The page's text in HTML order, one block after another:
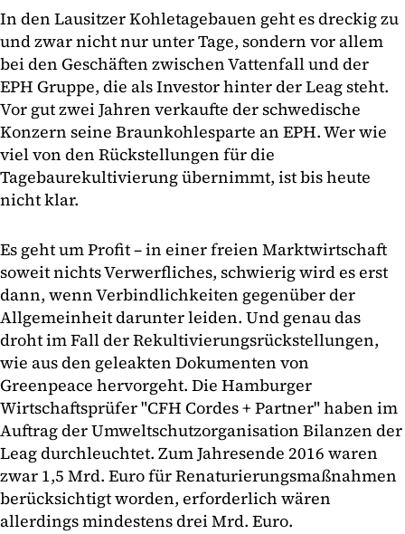
In den Lausitzer Kohletagebauen geht es dreckig zu
und zwar nicht nur unter Tage, sondern vor allem
bei den Geschäften zwischen Vattenfall und der
EPH Gruppe, die als Investor hinter der Leag steht.
Vor gut zwei Jahren verkaufte der schwedische
Konzern seine Braunkohlesparte an EPH. Wer wie
viel von den Rückstellungen für die
Tagebaurekultivierung übernimmt, ist bis heute
nicht klar.
Es geht um Profit – in einer freien Marktwirtschaft
soweit nichts Verwerfliches, schwierig wird es erst
dann, wenn Verbindlichkeiten gegenüber der
Allgemeinheit darunter leiden. Und genau das
droht im Fall der Rekultivierungsrückstellungen,
wie aus den geleakten Dokumenten von
Greenpeace hervorgeht. Die Hamburger
Wirtschaftsprüfer "CFH Cordes + Partner" haben im
Auftrag der Umweltschutzorganisation Bilanzen der
Leag durchleuchtet. Zum Jahresende 2016 waren
zwar 1,5 Mrd. Euro für Renaturierungsmaßnahmen
berücksichtigt worden, erforderlich wären
allerdings mindestens drei Mrd. Euro.